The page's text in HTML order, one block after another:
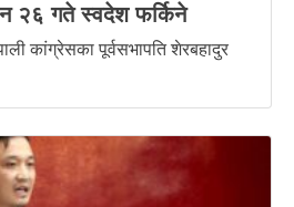
२६ गते स्वदेश फर्किने
कांग्रेसका पूर्वसभापति शेरबहादुर